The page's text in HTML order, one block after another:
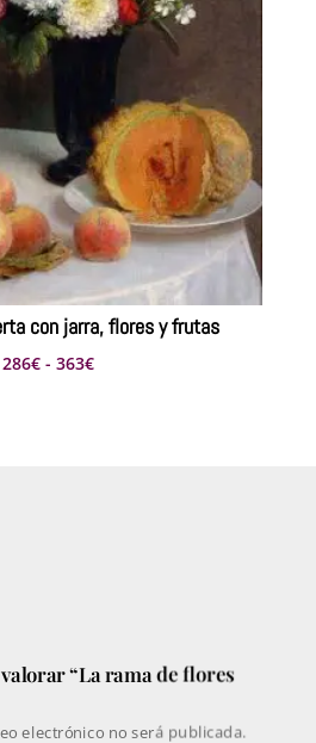
con jarra, flores y frutas
286€ - 363€Rango
“La rama de flores
electrónico no será publicada.